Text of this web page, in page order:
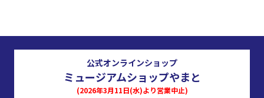
公式オンラインショップ
ミュージアムショップやまと
(2026年3月11日(水)より営業中止)